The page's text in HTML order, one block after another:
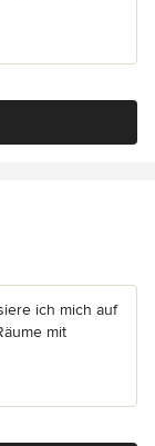
ich mich auf
mit